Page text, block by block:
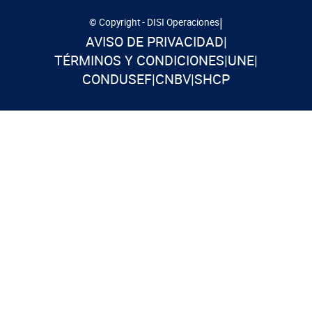
© Copyright - DISI Operaciones|
AVISO DE PRIVACIDAD|
TÉRMINOS Y CONDICIONES|UNE|
CONDUSEF|CNBV|SHCP